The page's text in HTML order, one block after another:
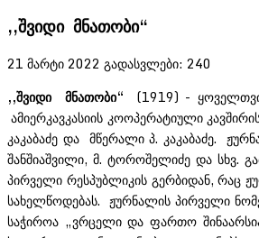
,,შვიდი მნათობი“
21 მარტი 2022 გადასვლები: 240
,,შვიდი
მნათობი“ (1919) -
ამიერკავკასიის კოოპერატიული
კაკაბაძე და მწერალი პ. კაკაბაძე.
შანშიაშვილი, მ. ტოროშელიძე და სხვ.
პირველი რესპუბლიკის გერბიდან, რაც
სახელწოდებას. ჟურნალის პირველი
საჭიროა „ვრცელი და ფართო